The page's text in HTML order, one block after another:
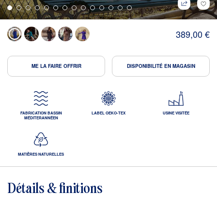
389,00 €
ME LA FAIRE OFFRIR DISPONIBILITÉ EN MAGASIN
FABRICATION BASSIN
MÉDITERANNÉEN
LABEL OEKO-TEX USINE VISITÉE
MATIÈRES NATURELLES
Détails & finitions